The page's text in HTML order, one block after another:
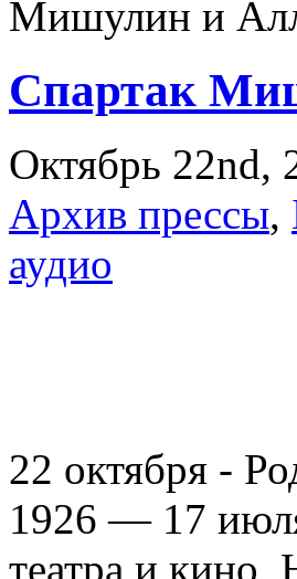
Мишулин и
Спартак
Октябрь 22nd,
Архив прессы,
аудио
22 октября -
1926 — 17
театра и